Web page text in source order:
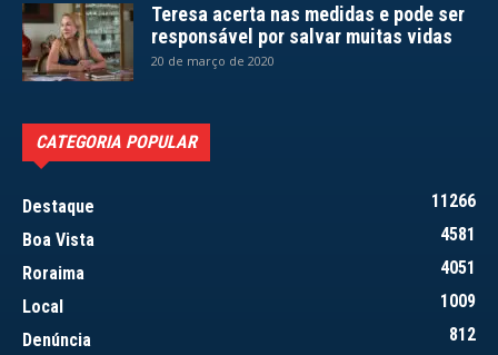
Teresa acerta nas medidas e pode ser
responsável por salvar muitas vidas
20 de março de 2020
CATEGORIA POPULAR
Destaque
11266
Boa Vista
4581
Roraima
4051
Local
1009
Denúncia
812